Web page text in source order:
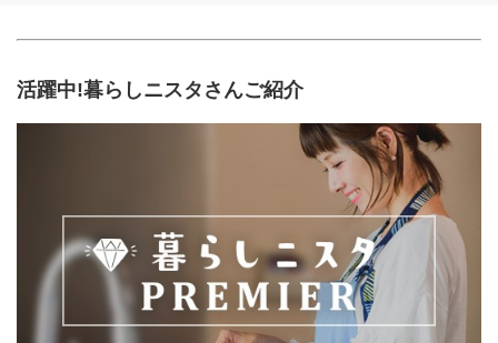
活躍中!暮らしニスタさんご紹介